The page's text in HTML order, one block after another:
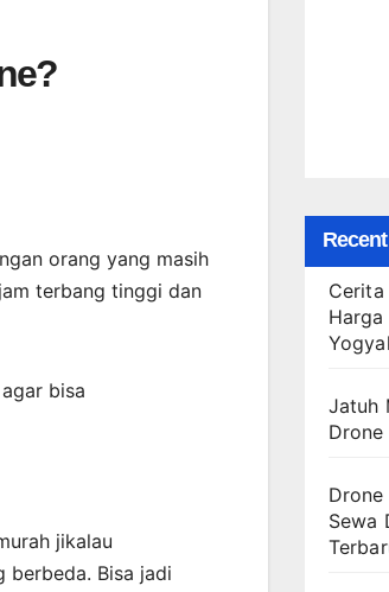
orang yang masih
terbang tinggi dan
bisa
jikalau
berbeda. Bisa jadi
Cerita
Jatuh
Sewa